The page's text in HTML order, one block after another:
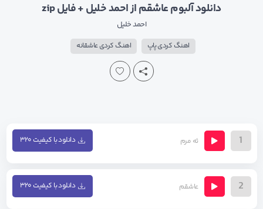
دانلود آلبوم عاشقم از احمد خلیل + فایل zip
احمد خلیل
اهنگ کردی پاپ اهنگ کردی عاشقانه
1 ئه مرم دانلود با کیفیت ۳۲۰
2 عاشقم دانلود با کیفیت ۳۲۰